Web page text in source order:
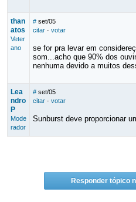
than
atos
Veter
ano
# set/05
citar· votar
se for pra levar em
som...acho que 90% dos
nenhuma devido a muitos
Lea
ndro
P
Mode
rador
# set/05
citar· votar
Sunburst deve proporcionar
Responder tópico